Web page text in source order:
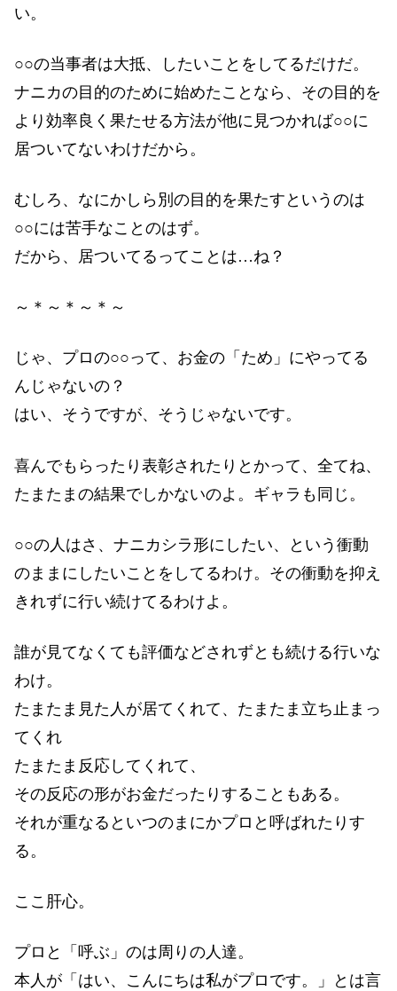
い。
○○の当事者は大抵、したいことをしてるだけだ。
ナニカの目的のために始めたことなら、その目的を
より効率良く果たせる方法が他に見つかれば○○に
居ついてないわけだから。
むしろ、なにかしら別の目的を果たすというのは
○○には苦手なことのはず。
だから、居ついてるってことは…ね？
～＊～＊～＊～
じゃ、プロの○○って、お金の「ため」にやってる
んじゃないの？
はい、そうですが、そうじゃないです。
喜んでもらったり表彰されたりとかって、全てね、
たまたまの結果でしかないのよ。ギャラも同じ。
○○の人はさ、ナニカシラ形にしたい、という衝動
のままにしたいことをしてるわけ。その衝動を抑え
きれずに行い続けてるわけよ。
誰が見てなくても評価などされずとも続ける行いな
わけ。
たまたま見た人が居てくれて、たまたま立ち止まっ
てくれ
たまたま反応してくれて、
その反応の形がお金だったりすることもある。
それが重なるといつのまにかプロと呼ばれたりす
る。
ここ肝心。
プロと「呼ぶ」のは周りの人達。
本人が「はい、こんにちは私がプロです。」とは言